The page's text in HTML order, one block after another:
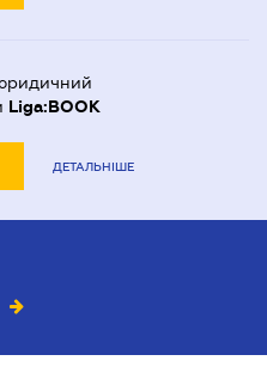
Liga:BOOK
ДЕТАЛЬНІШЕ